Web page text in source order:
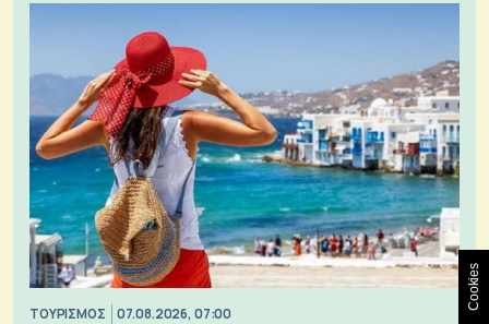
ΤΟΥΡΙΣΜΟΣ 07.08.2026, 07:00
Cookies